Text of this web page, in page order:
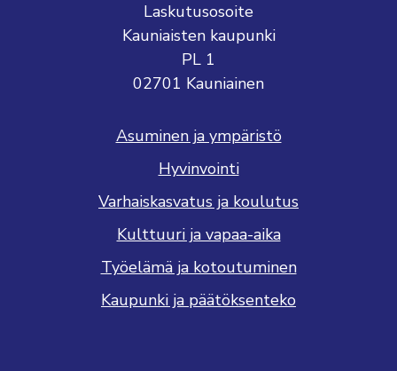
Laskutusosoite
Kauniaisten kaupunki
PL 1
02701 Kauniainen
Asuminen ja ympäristö
Hyvinvointi
Varhaiskasvatus ja koulutus
Kulttuuri ja vapaa-aika
Työelämä ja kotoutuminen
Kaupunki ja päätöksenteko